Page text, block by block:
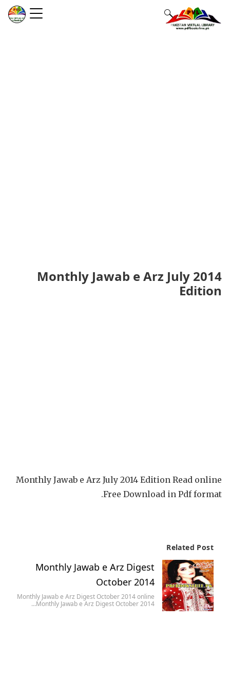
Monthly Jawab e Arz July 2014
Edition
Monthly Jawab e Arz July 2014 Edition Read online
Free Download in Pdf format.
Related Post
Monthly Jawab e Arz Digest
October 2014
Monthly Jawab e Arz Digest October 2014 online
Monthly Jawab e Arz Digest October 2014…